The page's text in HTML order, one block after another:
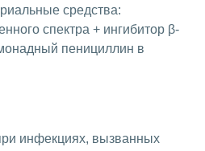
средства:
спектра + ингибитор β-
пенициллин в
инфекциях, вызванных